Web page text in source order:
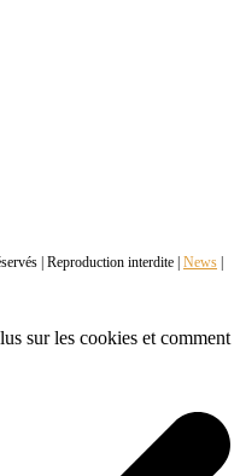
| Reproduction interdite | News |
sur les cookies et comment